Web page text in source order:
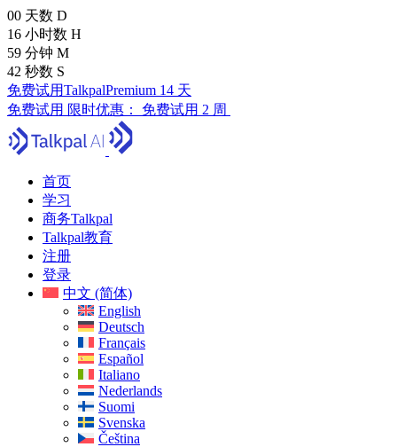
00 天数 D
16 小时数 H
59 分钟 M
41 秒数 S
免费试用TalkpalPremium 14 天
免费试用 限时优惠： 免费试用 2 周
首页
学习
商务Talkpal
Talkpal教育
注册
登录
中文 (简体)
English
Deutsch
Français
Español
Italiano
Nederlands
Suomi
Svenska
Čeština